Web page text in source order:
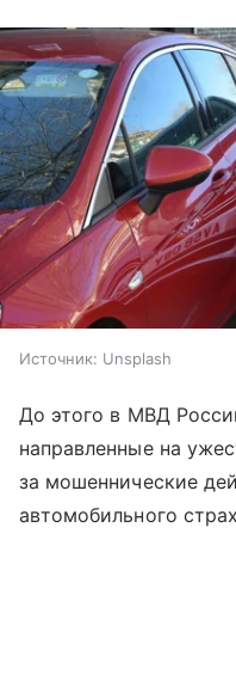
Источник: Unsplash
До этого в МВД
направленные на
за мошеннические
автомобильного